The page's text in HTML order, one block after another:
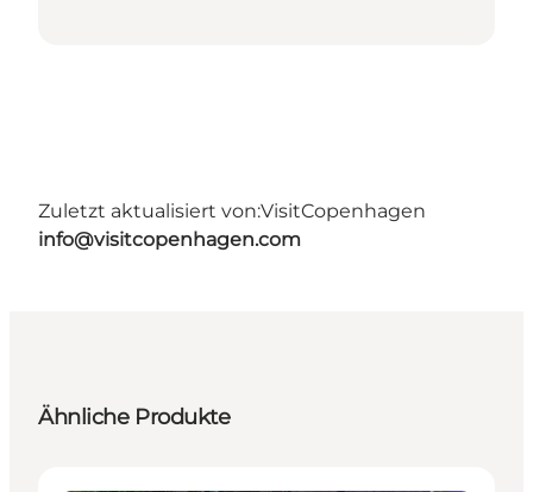
Zuletzt aktualisiert von:VisitCopenhagen
info@visitcopenhagen.com
Ähnliche Produkte